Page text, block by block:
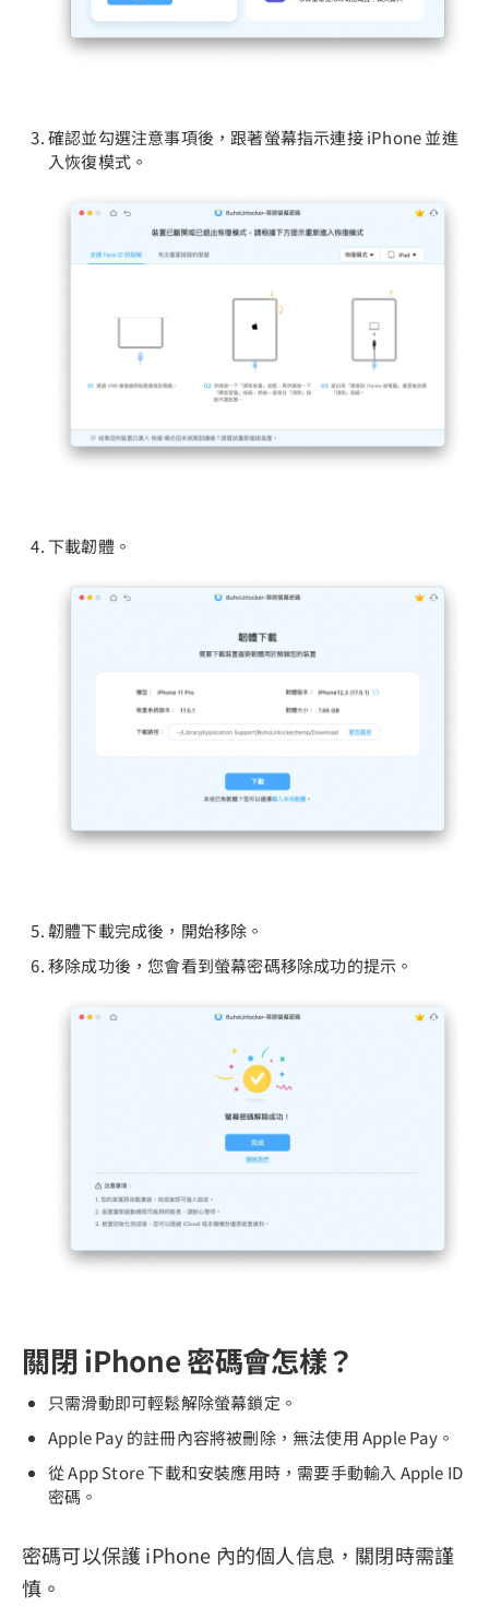
確認並勾選注意事項後，跟著螢幕指示連接 iPhone 並進
入恢復模式。
下載韌體。
韌體下載完成後，開始移除。
移除成功後，您會看到螢幕密碼移除成功的提示。
關閉 iPhone 密碼會怎樣？
只需滑動即可輕鬆解除螢幕鎖定。
Apple Pay 的註冊內容將被刪除，無法使用 Apple Pay。
從 App Store 下載和安裝應用時，需要手動輸入 Apple ID
密碼。
密碼可以保護 iPhone 內的個人信息，關閉時需謹
慎。